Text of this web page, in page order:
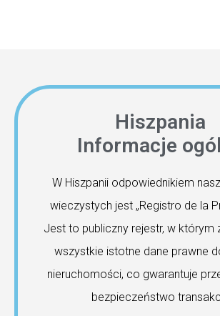
Hiszpania
Informacje
W Hiszpanii odpowiednikiem
wieczystych jest „Registro de la
Jest to publiczny rejestr, w którym
wszystkie istotne dane prawne
nieruchomości, co gwarantuje
bezpieczeństwo